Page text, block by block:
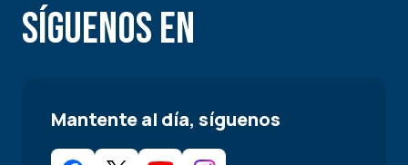
Síguenos en
Mantente al día, síguenos